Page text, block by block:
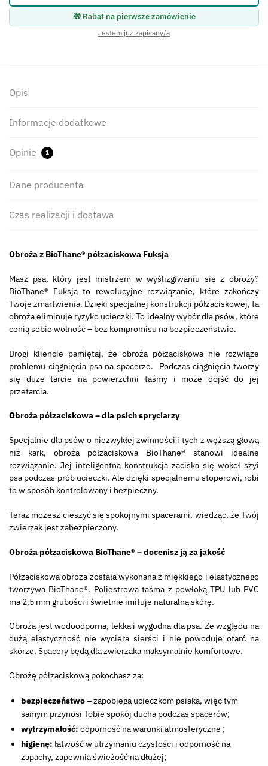
🎁 Rabat na pierwsze zamówienie
Jestem już zapisany/a
Opis
Informacje dodatkowe
Opinie 1
Dane producenta
Czas realizacji i dostawa
Obroża z BioThane® półzaciskowa Fuksja
Masz psa, który jest mistrzem w wyślizgiwaniu się z obroży?
BioThane® Fuksja to rewolucyjne rozwiązanie, które zakończy
Twoje zmartwienia. Dzięki specjalnej konstrukcji półzaciskowej, ta
obroża eliminuje ryzyko ucieczki. To idealny wybór dla psów, które
cenią sobie wolność – bez kompromisu na bezpieczeństwie.
Drogi kliencie pamiętaj, że obroża półzaciskowa nie rozwiąże
problemu ciągnięcia psa na spacerze. Podczas ciągnięcia tworzy
się duże tarcie na powierzchni taśmy i może dojść do jej
przetarcia.
Obroża półzaciskowa – dla psich spryciarzy
Specjalnie dla psów o niezwykłej zwinności i tych z węższą głową
niż kark, obroża półzaciskowa BioThane® stanowi idealne
rozwiązanie. Jej inteligentna konstrukcja zaciska się wokół szyi
psa podczas prób ucieczki. Ale dzięki specjalnemu stoperowi, robi
to w sposób kontrolowany i bezpieczny.
Teraz możesz cieszyć się spokojnymi spacerami, wiedząc, że Twój
zwierzak jest zabezpieczony.
Obroża półzaciskowa BioThane® – docenisz ją za jakość
Półzaciskowa obroża została wykonana z miękkiego i elastycznego
tworzywa BioThane®. Poliestrowa taśma z powłoką TPU lub PVC
ma 2,5 mm grubości i świetnie imituje naturalną skórę.
Obroża jest wodoodporna, lekka i wygodna dla psa. Ze względu na
dużą elastyczność nie wyciera sierści i nie powoduje otarć na
skórze. Spacery będą dla zwierzaka maksymalnie komfortowe.
Obrożę półzaciskową pokochasz za:
bezpieczeństwo –zapobiega ucieczkom psiaka, więc tym
samym przynosi Tobie spokój ducha podczas spacerów;
wytrzymałość: odporność na warunki atmosferyczne ;
higienę: łatwość w utrzymaniu czystości i odporność na
zapachy, zapewnia świeżość na dłużej;